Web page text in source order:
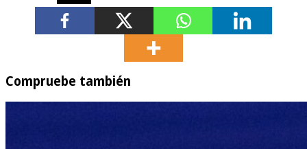
Compruebe también